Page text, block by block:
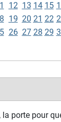
la porte pour
12 13 14 15
19 20 21 22
26 27 28 29